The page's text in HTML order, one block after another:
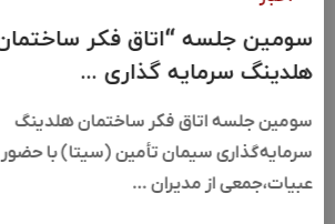
سومین جلسه “اتاق فکر
هلدینگ سرمایه گذاری ...
سومین جلسه اتاق فکر ساختمان
سرمایه‌گذاری سیمان تأمین (سیتا) با
عبیات،جمعی از مدیران …